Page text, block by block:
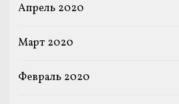
Апрель 2020
Март 2020
Февраль 2020